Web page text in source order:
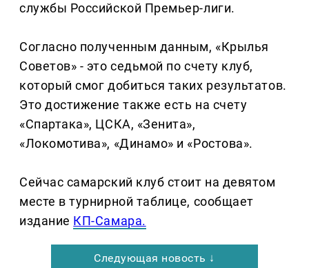
службы Российской Премьер-лиги.
Согласно полученным данным, «Крылья
Советов» - это седьмой по счету клуб,
который смог добиться таких результатов.
Это достижение также есть на счету
«Спартака», ЦСКА, «Зенита»,
«Локомотива», «Динамо» и «Ростова».
Сейчас самарский клуб стоит на девятом
месте в турнирной таблице, сообщает
издание КП-Самара.
Следующая новость ↓